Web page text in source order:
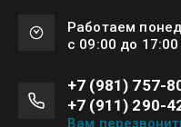
Работаем
с 09:00 до 17:00
+7 (981) 757-
+7 (911) 290-
Вам